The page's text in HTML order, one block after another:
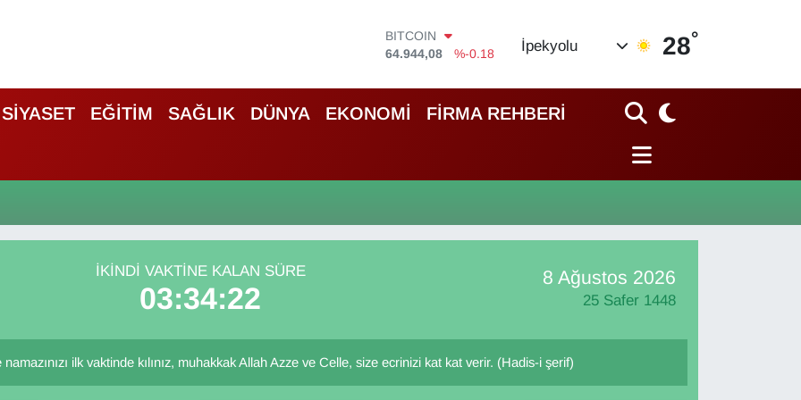
BITCOIN
64.944,08
%-0.18
47,7436
%0.18
EURO
55,2510
%0.32
GRAM ALTIN
İpekyolu 28°
SİYASET EĞİTİM SAĞLIK DÜNYA EKONOMİ FİRMA REHBERİ
İKINDI VAKTINE KALAN SÜRE
03:34:22
8 Ağustos 2026
25 Safer 1448
ilk vaktinde kılınız, muhakkak Allah Azze ve Celle, size ecrinizi kat kat verir. (Hadis-i şerif)